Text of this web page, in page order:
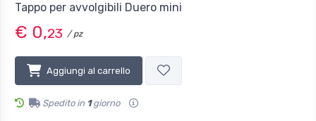
Tappo per avvolgibili Duero mini
€ 0,23 / pz
Aggiungi al carrello
Spedito in 1giorno